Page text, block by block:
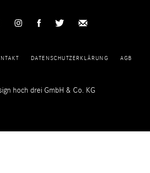
DATENSCHUTZERKLÄRUNG AGB
hoch drei GmbH & Co. KG